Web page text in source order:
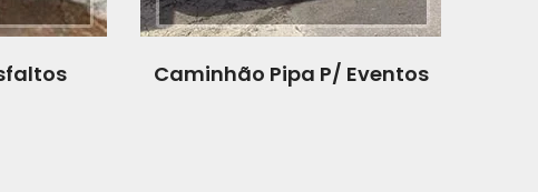
Caminhão Pipa P/ Eventos